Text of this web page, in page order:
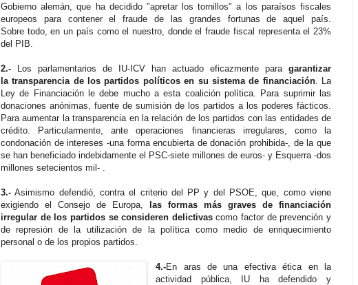
Gobierno alemán, que ha decidido "apretar los tornillos" a los paraísos fiscales
europeos para contener el fraude de las grandes fortunas de aquel país.
Sobre todo, en un país como el nuestro, donde el fraude fiscal representa el 23%
del PIB.
2.- Los parlamentarios de IU-ICV han actuado eficazmente para garantizar
la transparencia de los partidos políticos en su sistema de financiación. La
Ley de Financiación le debe mucho a esta coalición política. Para suprimir las
donaciones anónimas, fuente de sumisión de los partidos a los poderes fácticos.
Para aumentar la transparencia en la relación de los partidos con las entidades de
crédito. Particularmente, ante operaciones financieras irregulares, como la
condonación de intereses -una forma encubierta de donación prohibida-, de la que
se han beneficiado indebidamente el PSC-siete millones de euros- y Esquerra -dos
millones setecientos mil- .
3.- Asimismo defendió, contra el criterio del PP y del PSOE, que, como viene
exigiendo el Consejo de Europa,
las formas más graves de financiación
irregular de los partidos se consideren delictivascomo factor de prevención y
de represión de la utilización de la política como medio de enriquecimiento
personal o de los propios partidos.
4.-En aras de una efectiva ética en la
actividad pública, IU ha defendido y